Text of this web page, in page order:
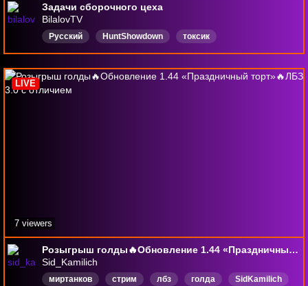
Задачи сборочного цеха
BilalovTV
Русский HuntShowdown токсик
Розыгрыш голды🔥Обновление 1.44 «Праздничный торт»🔥ЛБЗ 3.0 с отличием " Маускёнинг бесконечности "
Sid_Kamilich
миртанков стрим лбз голда
SidKamilich
LIVE
7 viewers